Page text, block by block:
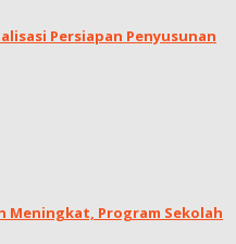
Persiapan Penyusunan
Meningkat, ‎Program Sekolah